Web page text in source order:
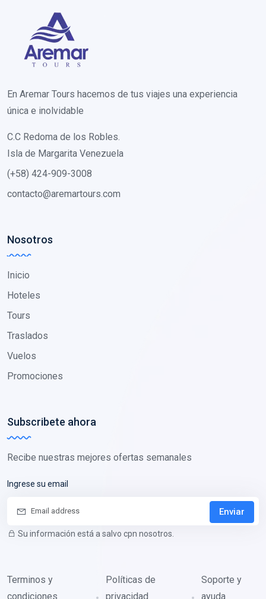
En Aremar Tours hacemos de tus viajes una experiencia
única e inolvidable
C.C Redoma de los Robles.
Isla de Margarita Venezuela
(+58) 424-909-3008
contacto@aremartours.com
Nosotros
Inicio
Hoteles
Tours
Traslados
Vuelos
Promociones
Subscribete ahora
Recibe nuestras mejores ofertas semanales
Ingrese su email
Enviar
Su información está a salvo cpn nosotros.
Terminos y
condiciones
Políticas de
privacidad
Soporte y
ayuda